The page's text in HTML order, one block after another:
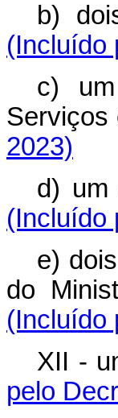
b)
(Incluído
c)
2023)
d)
(Incluído
e)
do
(Incluído
XII -
pelo